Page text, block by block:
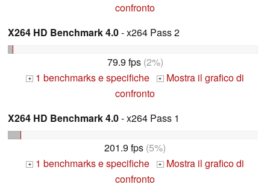
confronto
X264 HD Benchmark 4.0- x264 Pass 2
79.9 fps(2%)
+ 1 benchmarks e specifiche + Mostra il grafico di
confronto
X264 HD Benchmark 4.0- x264 Pass 1
201.9 fps (5%)
+ 1 benchmarks e specifiche + Mostra il grafico di
confronto